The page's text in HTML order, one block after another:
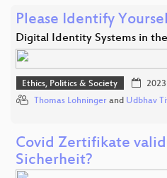
Please Identify
Digital Identity Systems in
Ethics, Politics & Society
Thomas Lohninger and Udbhav
Covid Zertifikate
Sicherheit?